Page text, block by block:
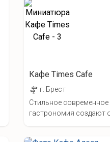
Кафе Times Cafe
г. Брест
Стильное современное
гастрономия создают